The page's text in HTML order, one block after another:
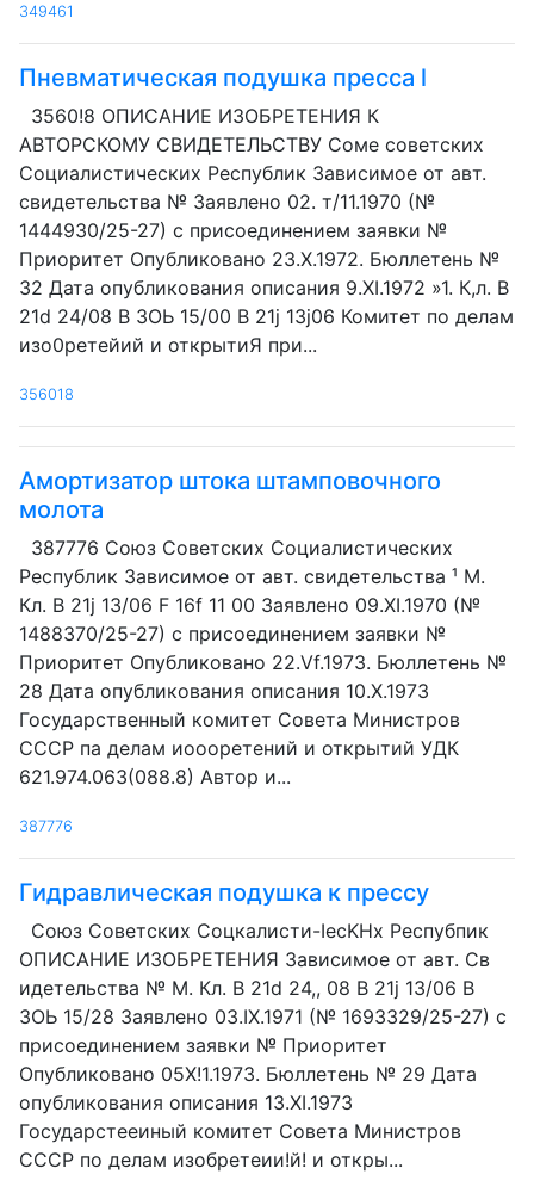
349461
Пневматическая подушка пресса l
3560!8 ОПИСАНИЕ ИЗОБРЕТЕНИЯ К
АВТОРСКОМУ СВИДЕТЕЛЬСТВУ Соме советских
Социалистических Республик Зависимое от авт.
свидетельства № Заявлено 02. т/11.1970 (№
1444930/25-27) с присоединением заявки №
Приоритет Опубликовано 23.Х.1972. Бюллетень №
32 Дата опубликования описания 9.XI.1972 »1. К,л. В
21d 24/08 В ЗОЬ 15/00 В 21j 13j06 Комитет по делам
изо0ретейий и открытиЯ при...
356018
Амортизатор штока штамповочного
молота
387776 Союз Советских Социалистических
Республик Зависимое от авт. свидетельства ¹ М.
Кл. В 21j 13/06 F 16f 11 00 Заявлено 09.XI.1970 (№
1488370/25-27) с присоединением заявки №
Приоритет Опубликовано 22.Vf.1973. Бюллетень №
28 Дата опубликования описания 10.Х.1973
Государственный комитет Совета Министров
СССР па делам иоооретений и открытий УДК
621.974.063(088.8) Автор и...
387776
Гидравлическая подушка к прессу
Союз Советских Соцкалисти-IecKHx Респубпик
ОПИСАНИЕ ИЗОБРЕТЕНИЯ Зависимое от авт. Св
идетельства № М. Кл. В 21d 24,, 08 В 21j 13/06 В
ЗОЬ 15/28 Заявлено 03.IX.1971 (№ 1693329/25-27) с
присоединением заявки № Приоритет
Опубликовано 05Х!1.1973. Бюллетень № 29 Дата
опубликования описания 13.XI.1973
Государстееиный комитет Совета Министров
СССР по делам изобретеии!й! и откры...